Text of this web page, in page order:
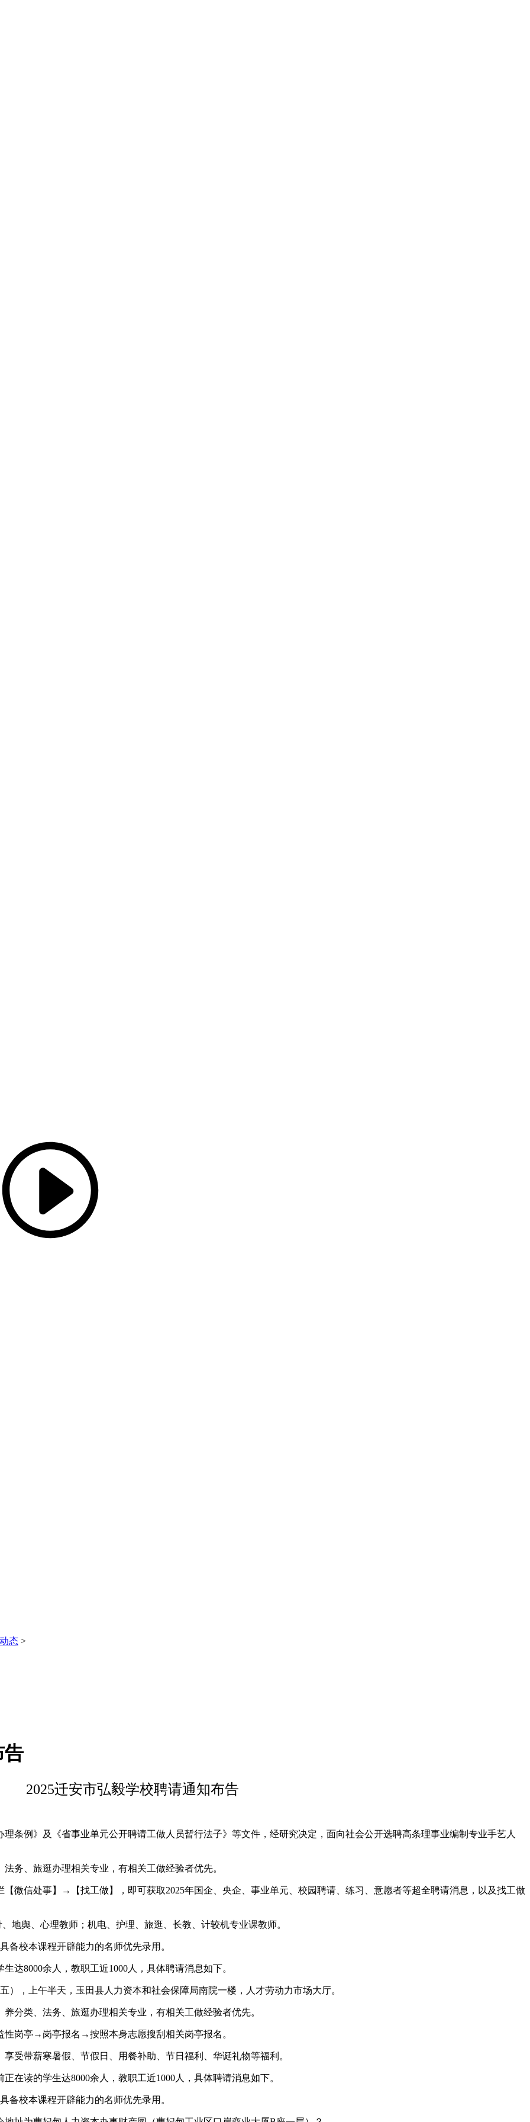
态 >
告
2025迁安市弘毅学校聘请通知布告
例》及《省事业单元公开聘请工做人员暂行法子》等文件，经研究决定，面向社会公开选聘高条理事业编制专业手艺人
、旅逛办理相关专业，有相关工做经验者优先。
信处事】→【找工做】，即可获取2025年国企、央企、事业单元、校园聘请、练习、意愿者等超全聘请消息，以及找工做
舆、心理教师；机电、护理、旅逛、长教、计较机专业课教师。
校本课程开辟能力的名师优先录用。
8000余人，教职工近1000人，具体聘请消息如下。
，上午半天，玉田县人力资本和社会保障局南院一楼，人才劳动力市场大厅。
类、法务、旅逛办理相关专业，有相关工做经验者优先。
亭→岗亭报名→按照本身志愿搜刮相关岗亭报名。
带薪寒暑假、节假日、用餐补助、节日福利、华诞礼物等福利。
读的学生达8000余人，教职工近1000人，具体聘请消息如下。
校本课程开辟能力的名师优先录用。